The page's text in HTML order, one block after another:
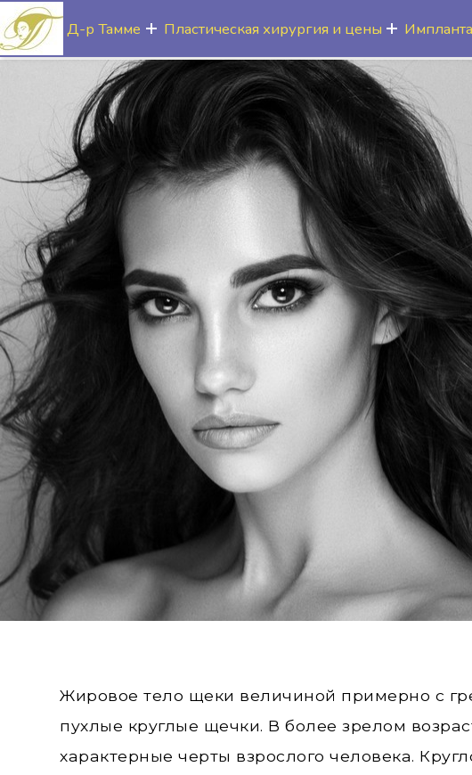
Д-р Тамме Пластическая хирургия и цены
Жировое тело щеки величиной примерно с
пухлые круглые щечки. В более зрелом
характерные черты взрослого человека.